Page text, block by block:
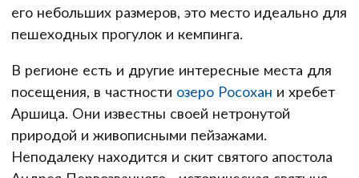
его небольших размеров, это место идеально для
пешеходных прогулок и кемпинга.
В регионе есть и другие интересные места для
посещения, в частности озеро Росохан и хребет
Аршица. Они известны своей нетронутой
природой и живописными пейзажами.
Неподалеку находится и скит святого апостола